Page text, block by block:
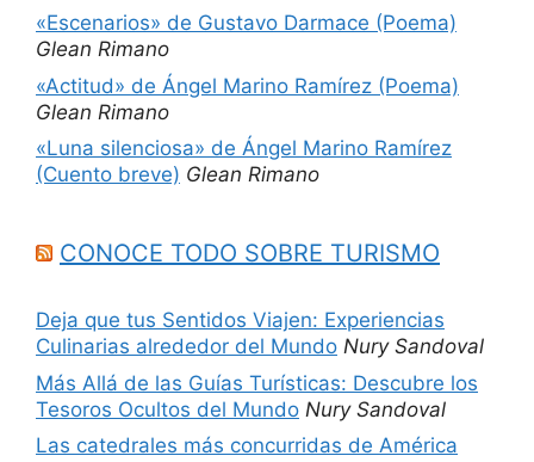
«Escenarios» de Gustavo Darmace (Poema)
Glean Rimano
«Actitud» de Ángel Marino Ramírez (Poema)
Glean Rimano
«Luna silenciosa» de Ángel Marino Ramírez
(Cuento breve) Glean Rimano
CONOCE TODO SOBRE TURISMO
Deja que tus Sentidos Viajen: Experiencias
Culinarias alrededor del Mundo Nury Sandoval
Más Allá de las Guías Turísticas: Descubre los
Tesoros Ocultos del Mundo Nury Sandoval
Las catedrales más concurridas de América